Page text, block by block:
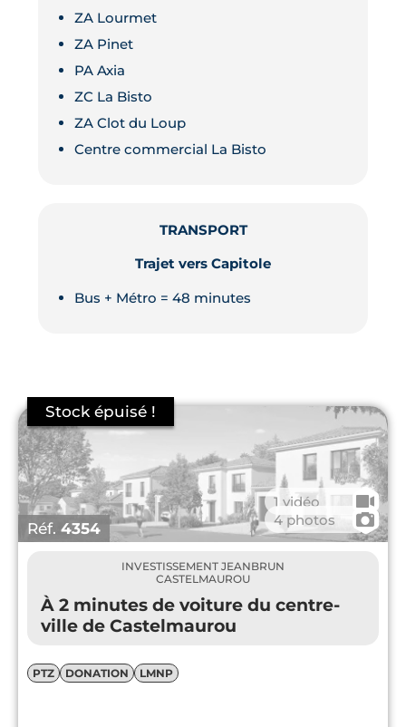
ZA Lourmet
ZA Pinet
PA Axia
ZC La Bisto
ZA Clot du Loup
Centre commercial La Bisto
TRANSPORT
Trajet vers Capitole
Bus + Métro = 48 minutes
Réf. 4354
1 vidéo 🎥
4 photos 📷
INVESTISSEMENT JEANBRUN
CASTELMAUROU
À 2 minutes de voiture du centre-
ville de Castelmaurou
PTZ DONATION LMNP